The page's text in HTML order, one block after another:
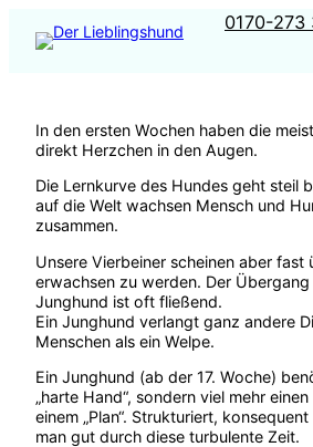
Inhalt
0170-273
In den ersten Wochen haben die
direkt Herzchen in den Augen.
Die Lernkurve des Hundes geht steil
auf die Welt wachsen Mensch und
zusammen.
Unsere Vierbeiner scheinen aber fast
erwachsen zu werden. Der
Junghund ist oft fließend.
Ein Junghund verlangt ganz andere
Menschen als ein Welpe.
Ein Junghund (ab der 17. Woche)
„harte Hand“, sondern viel mehr
einem „Plan“. Strukturiert,
man gut durch diese turbulente Zeit.